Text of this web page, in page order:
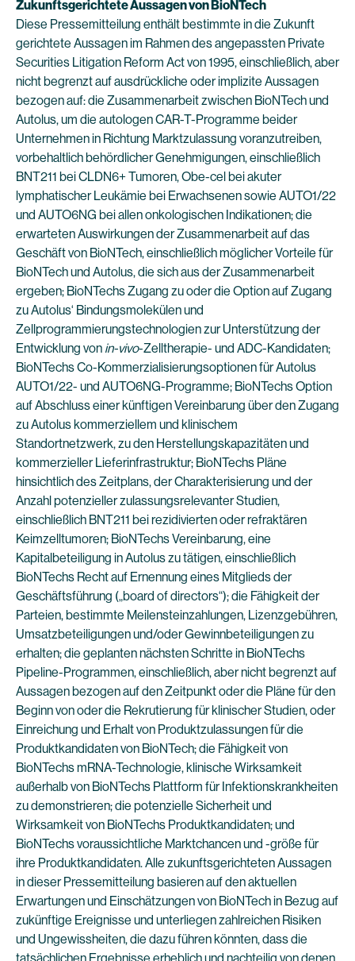
Zukunftsgerichtete Aussagen von BioNTech
Diese Pressemitteilung enthält bestimmte in die Zukunft
gerichtete Aussagen im Rahmen des angepassten Private
Securities Litigation Reform Act von 1995, einschließlich, aber
nicht begrenzt auf ausdrückliche oder implizite Aussagen
bezogen auf: die Zusammenarbeit zwischen BioNTech und
Autolus, um die autologen CAR-T-Programme beider
Unternehmen in Richtung Marktzulassung voranzutreiben,
vorbehaltlich behördlicher Genehmigungen, einschließlich
BNT211 bei CLDN6+ Tumoren, Obe-cel bei akuter
lymphatischer Leukämie bei Erwachsenen sowie AUTO1/22
und AUTO6NG bei allen onkologischen Indikationen; die
erwarteten Auswirkungen der Zusammenarbeit auf das
Geschäft von BioNTech, einschließlich möglicher Vorteile für
BioNTech und Autolus, die sich aus der Zusammenarbeit
ergeben; BioNTechs Zugang zu oder die Option auf Zugang
zu Autolus‘ Bindungsmolekülen und
Zellprogrammierungstechnologien zur Unterstützung der
Entwicklung von in-vivo-Zelltherapie- und ADC-Kandidaten;
BioNTechs Co-Kommerzialisierungsoptionen für Autolus
AUTO1/22- und AUTO6NG-Programme; BioNTechs Option
auf Abschluss einer künftigen Vereinbarung über den Zugang
zu Autolus kommerziellem und klinischem
Standortnetzwerk, zu den Herstellungskapazitäten und
kommerzieller Lieferinfrastruktur; BioNTechs Pläne
hinsichtlich des Zeitplans, der Charakterisierung und der
Anzahl potenzieller zulassungsrelevanter Studien,
einschließlich BNT211 bei rezidivierten oder refraktären
Keimzelltumoren; BioNTechs Vereinbarung, eine
Kapitalbeteiligung in Autolus zu tätigen, einschließlich
BioNTechs Recht auf Ernennung eines Mitglieds der
Geschäftsführung („board of directors“); die Fähigkeit der
Parteien, bestimmte Meilensteinzahlungen, Lizenzgebühren,
Umsatzbeteiligungen und/oder Gewinnbeteiligungen zu
erhalten; die geplanten nächsten Schritte in BioNTechs
Pipeline-Programmen, einschließlich, aber nicht begrenzt auf
Aussagen bezogen auf den Zeitpunkt oder die Pläne für den
Beginn von oder die Rekrutierung für klinischer Studien, oder
Einreichung und Erhalt von Produktzulassungen für die
Produktkandidaten von BioNTech; die Fähigkeit von
BioNTechs mRNA-Technologie, klinische Wirksamkeit
außerhalb von BioNTechs Plattform für Infektionskrankheiten
zu demonstrieren; die potenzielle Sicherheit und
Wirksamkeit von BioNTechs Produktkandidaten; und
BioNTechs voraussichtliche Marktchancen und -größe für
ihre Produktkandidaten. Alle zukunftsgerichteten Aussagen
in dieser Pressemitteilung basieren auf den aktuellen
Erwartungen und Einschätzungen von BioNTech in Bezug auf
zukünftige Ereignisse und unterliegen zahlreichen Risiken
und Ungewissheiten, die dazu führen könnten, dass die